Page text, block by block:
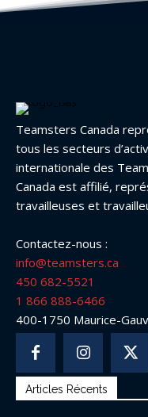
Teamsters Canada
tous les secteurs
internationale des
Canada est affilié,
travailleuses et
Contactez-nous :
info@teamsters.ca
450 682-5521
1 866 888-6466
400-1750 Maurice-
Articles Récents